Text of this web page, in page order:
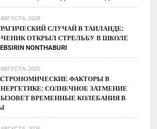
АВГУСТА, 2026
СЛУЧАЙ В ТАИЛАНДЕ:
ОТКРЫЛ СТРЕЛЬБУ В ШКОЛЕ
NONTHABURI
АВГУСТА, 2026
ФАКТОРЫ В
СОЛНЕЧНОЕ ЗАТМЕНИЕ
ВРЕМЕННЫЕ КОЛЕБАНИЯ В